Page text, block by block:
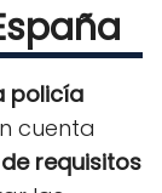
policía
cuenta
requisitos